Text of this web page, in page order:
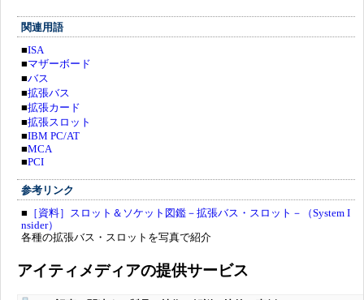
関連用語
■ISA
■マザーボード
■バス
■拡張バス
■拡張カード
■拡張スロット
■IBM PC/AT
■MCA
■PCI
参考リンク
■ ［資料］スロット＆ソケット図鑑－拡張バス・スロット－（System I
nsider）
各種の拡張バス・スロットを写真で紹介
アイティメディアの提供サービス